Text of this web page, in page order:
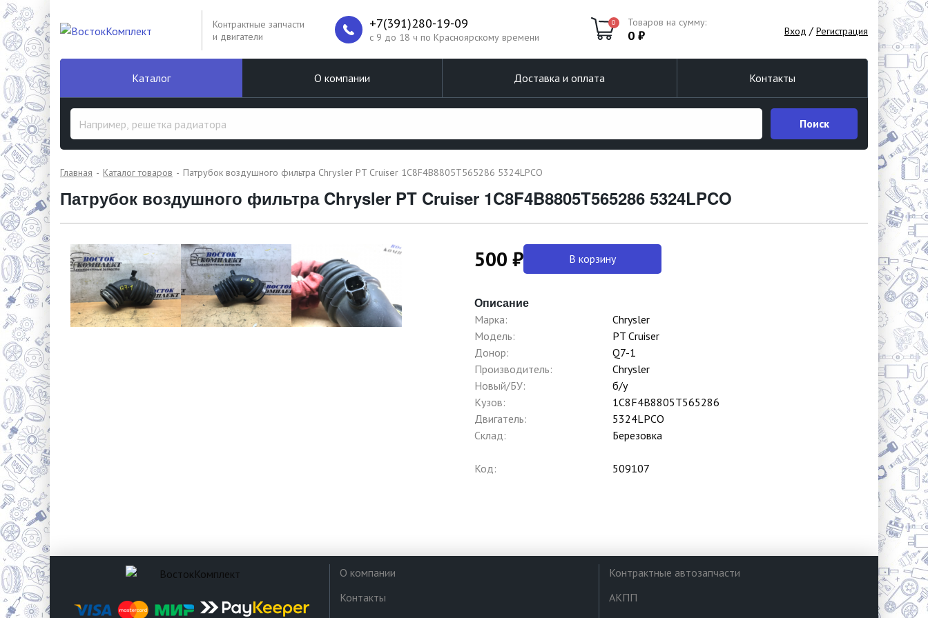
Контрактные запчасти
и двигатели
+7(391)280-19-09
c 9 до 18 ч по Красноярскому времени
0 Товаров на сумму:
0 ₽ Вход / Регистрация
Каталог О компании Доставка и оплата Контакты
Поиск
Главная Каталог товаров Патрубок воздушного фильтра Chrysler PT Cruiser 1C8F4B8805T565286 5324LPCO
Патрубок воздушного фильтра Chrysler PT Cruiser 1C8F4B8805T565286 5324LPCO
500 ₽ В корзину
Описание
Марка:
Chrysler
Модель:
PT Cruiser
Донор:
Q7-1
Производитель:
Chrysler
Новый/БУ:
б/у
Кузов:
1C8F4B8805T565286
Двигатель:
5324LPCO
Склад:
Березовка
Код: 509107
О компании
Контакты
Контрактные автозапчасти
АКПП